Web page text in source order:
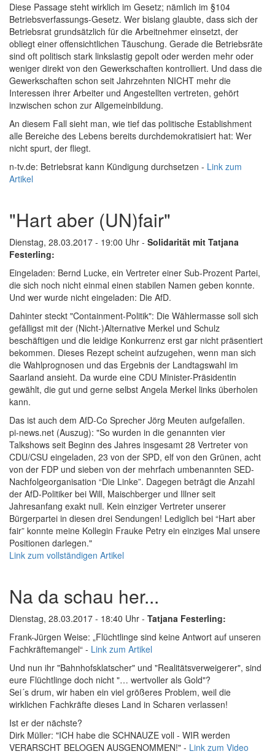
Diese Passage steht wirklich im Gesetz; nämlich im §104
Betriebsverfassungs-Gesetz. Wer bislang glaubte, dass sich der
Betriebsrat grundsätzlich für die Arbeitnehmer einsetzt, der
obliegt einer offensichtlichen Täuschung. Gerade die Betriebsräte
sind oft politisch stark linkslastig gepolt oder werden mehr oder
weniger direkt von den Gewerkschaften kontrolliert. Und dass die
Gewerkschaften schon seit Jahrzehnten NICHT mehr die
Interessen ihrer Arbeiter und Angestellten vertreten, gehört
inzwischen schon zur Allgemeinbildung.
An diesem Fall sieht man, wie tief das politische Establishment
alle Bereiche des Lebens bereits durchdemokratisiert hat: Wer
nicht spurt, der fliegt.
n-tv.de: Betriebsrat kann Kündigung durchsetzen - Link zum
Artikel
"Hart aber (UN)fair"
Dienstag, 28.03.2017 - 19:00 Uhr - Solidarität mit Tatjana
Festerling:
Eingeladen: Bernd Lucke, ein Vertreter einer Sub-Prozent Partei,
die sich noch nicht einmal einen stabilen Namen geben konnte.
Und wer wurde nicht eingeladen: Die AfD.
Dahinter steckt "Containment-Politik": Die Wählermasse soll sich
gefälligst mit der (Nicht-)Alternative Merkel und Schulz
beschäftigen und die leidige Konkurrenz erst gar nicht präsentiert
bekommen. Dieses Rezept scheint aufzugehen, wenn man sich
die Wahlprognosen und das Ergebnis der Landtagswahl im
Saarland ansieht. Da wurde eine CDU Minister-Präsidentin
gewählt, die gut und gerne selbst Angela Merkel links überholen
kann.
Das ist auch dem AfD-Co Sprecher Jörg Meuten aufgefallen.
pi-news.net (Auszug): "So wurden in die genannten vier
Talkshows seit Beginn des Jahres insgesamt 28 Vertreter von
CDU/CSU eingeladen, 23 von der SPD, elf von den Grünen, acht
von der FDP und sieben von der mehrfach umbenannten SED-
Nachfolgeorganisation “Die Linke”. Dagegen beträgt die Anzahl
der AfD-Politiker bei Will, Maischberger und Illner seit
Jahresanfang exakt null. Kein einziger Vertreter unserer
Bürgerpartei in diesen drei Sendungen! Lediglich bei “Hart aber
fair” konnte meine Kollegin Frauke Petry ein einziges Mal unsere
Positionen darlegen."
Link zum vollständigen Artikel
Na da schau her...
Dienstag, 28.03.2017 - 18:40 Uhr - Tatjana Festerling:
Frank-Jürgen Weise: „Flüchtlinge sind keine Antwort auf unseren
Fachkräftemangel“ - Link zum Artikel
Und nun ihr "Bahnhofsklatscher" und "Realitätsverweigerer", sind
eure Flüchtlinge doch nicht "… wertvoller als Gold"?
Sei´s drum, wir haben ein viel größeres Problem, weil die
wirklichen Fachkräfte dieses Land in Scharen verlassen!
Ist er der nächste?
Dirk Müller: "ICH habe die SCHNAUZE voll - WIR werden
VERARSCHT BELOGEN AUSGENOMMEN!" - Link zum Video